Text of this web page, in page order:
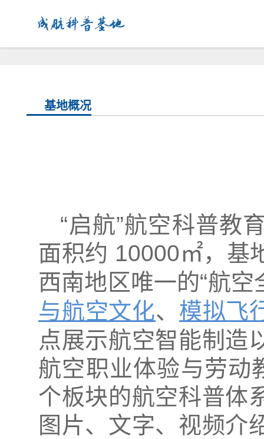
成航科普基地
基地概况
“启航”航空科普教
面积约 10000㎡，基
西南地区唯一的“航空
与航空文化、 模拟飞
点展示航空智能制造
航空职业体验与劳
个板块的航空科普体
图片、文字、视频介